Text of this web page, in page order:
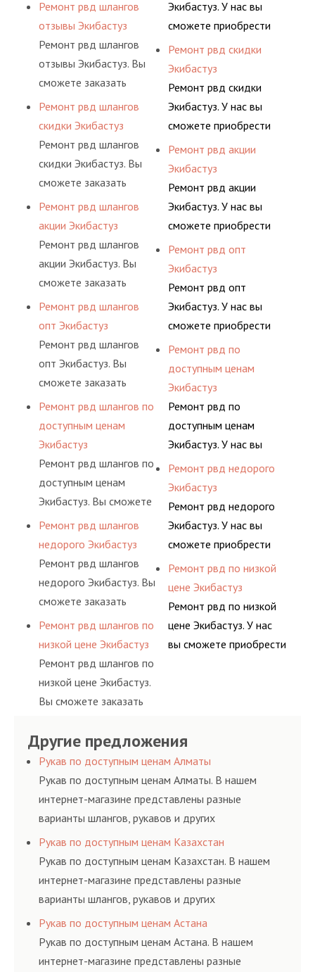
предприятия.
условиях
долговременного
комплексного
обслуживания
предприятия.
Ремонт рвд шлангов
отзывы Экибастуз
Ремонт рвд шлангов
отзывы Экибастуз. Вы
сможете заказать
сервис РВД на разовой
основе либо на
условиях
долговременного
комплексного
гидросистем Вашего
предприятия.
Ремонт рвд шлангов
скидки Экибастуз
Ремонт рвд шлангов
скидки Экибастуз. Вы
сможете заказать
сервис РВД на разовой
основе либо на
условиях
долговременного
комплексного
гидросистем Вашего
предприятия.
Ремонт рвд шлангов
акции Экибастуз
Ремонт рвд шлангов
акции Экибастуз. Вы
сможете заказать
сервис РВД на разовой
основе либо на
условиях
долговременного
комплексного
гидросистем Вашего
предприятия.
Ремонт рвд шлангов
опт Экибастуз
Ремонт рвд шлангов
опт Экибастуз. Вы
сможете заказать
сервис РВД на разовой
основе либо на
условиях
долговременного
комплексного
обслуживания
предприятия.
Ремонт рвд шлангов по
доступным ценам
Экибастуз
Ремонт рвд шлангов по
доступным ценам
Экибастуз. Вы сможете
заказать сервис РВД на
разовой основе либо на
условиях
долговременного
комплексного
гидросистем Вашего
предприятия.
Ремонт рвд шлангов
недорого Экибастуз
Ремонт рвд шлангов
недорого Экибастуз. Вы
сможете заказать
сервис РВД на разовой
основе либо на
условиях
долговременного
комплексного
предприятия.
Ремонт рвд шлангов по
низкой цене Экибастуз
Ремонт рвд шлангов по
низкой цене Экибастуз.
Вы сможете заказать
основе либо на
условиях
долговременного
комплексного
обслуживания
высококвалифицирован
ными спецами, которые
помогут решить любую
сложную задачу.
шлангов высокого
шлангов производится
высококвалифицирован
ными спецами, которые
помогут решить любую
сложную задачу.
Экибастуз. У нас вы
сможете приобрести
рукав с разными
фитингами и
комплектующими,
АДЫМ Инжиниринг
предлагает ремонт
давления. Ремонт
шлангов производится
высококвалифицирован
ными спецами, которые
помогут решить любую
сложную задачу.
Ремонт рвд скидки
Экибастуз
Ремонт рвд скидки
Экибастуз. У нас вы
сможете приобрести
рукав с разными
фитингами и
комплектующими,
АДЫМ Инжиниринг
предлагает ремонт
давления. Ремонт
шлангов производится
высококвалифицирован
ными спецами, которые
помогут решить любую
сложную задачу.
Ремонт рвд акции
Экибастуз
Ремонт рвд акции
Экибастуз. У нас вы
сможете приобрести
рукав с разными
фитингами и
комплектующими,
АДЫМ Инжиниринг
предлагает ремонт
давления. Ремонт
шлангов производится
высококвалифицирован
ными спецами, которые
помогут решить любую
сложную задачу.
Ремонт рвд опт
Экибастуз
Ремонт рвд опт
Экибастуз. У нас вы
сможете приобрести
рукав с разными
фитингами и
комплектующими,
АДЫМ Инжиниринг
предлагает ремонт
шлангов высокого
шлангов производится
высококвалифицирован
ными спецами, которые
помогут решить любую
сложную задачу.
Ремонт рвд по
доступным ценам
Экибастуз
Ремонт рвд по
доступным ценам
Экибастуз. У нас вы
сможете приобрести
рукав с разными
фитингами и
комплектующими,
АДЫМ Инжиниринг
шлангов высокого
давления. Ремонт
шлангов производится
высококвалифицирован
ными спецами, которые
Ремонт рвд недорого
Экибастуз
Ремонт рвд недорого
Экибастуз. У нас вы
сможете приобрести
рукав с разными
фитингами и
комплектующими,
АДЫМ Инжиниринг
предлагает ремонт
Ремонт рвд по низкой
цене Экибастуз
Ремонт рвд по низкой
цене Экибастуз. У нас
вы сможете приобрести
предлагает ремонт
шлангов высокого
давления. Ремонт
шлангов производится
высококвалифицирован
Другие предложения
Рукав по доступным ценам Алматы
Рукав по доступным ценам Алматы. В нашем
интернет-магазине представлены разные
варианты шлангов, рукавов и других
резинотехнических изделий, соответствующих
ГОСТам, техническим условиям и нормативам.
Рукав по доступным ценам Казахстан
Рукав по доступным ценам Казахстан. В нашем
интернет-магазине представлены разные
варианты шлангов, рукавов и других
резинотехнических изделий, соответствующих
ГОСТам, техническим условиям и нормативам.
Рукав по доступным ценам Астана
Рукав по доступным ценам Астана. В нашем
интернет-магазине представлены разные